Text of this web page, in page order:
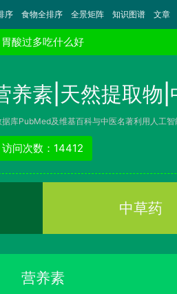
序 食物全排序 全景矩阵 知识图谱 文章
胃酸过多吃什么好
养素|天然提取物|
库PubMed及维基百科与中医名著利用人工智
访问次数：14412
中草药
营养素